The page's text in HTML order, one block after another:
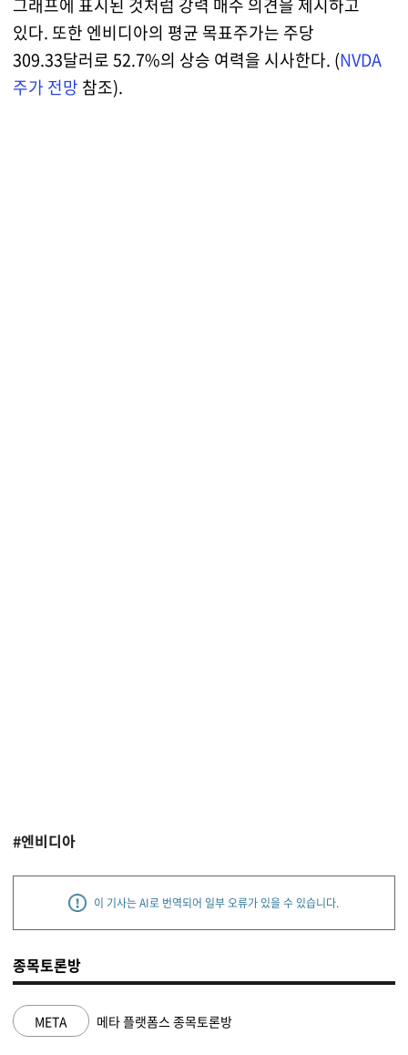
있다. 또한 엔비디아의 평균 목표주가는 주당
309.33달러로 52.7%의 상승 여력을 시사한다. (NVDA
주가 전망 참조).
#엔비디아
이 기사는 AI로 번역되어 일부 오류가 있을 수 있습니다.
종목토론방
NVDA 엔비디아 종목토론방